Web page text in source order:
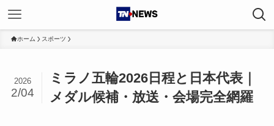
ホーム スポーツ
ミラノ五輪2026日程と日本代表｜
メダル候補・放送・会場完全網羅
2026
2/04